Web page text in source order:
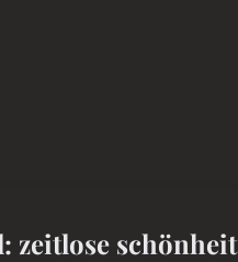
zeitlose schönheit